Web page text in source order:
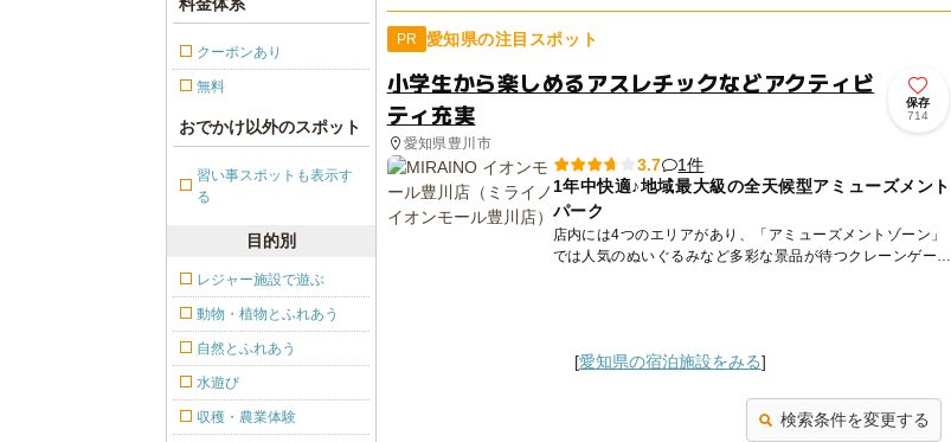
PR 愛知県の注目スポット
小学生から楽しめるアスレチックなどアクティビ
ティ充実
愛知県豊川市
保存
714
3.7
1件
1年中快適♪地域最大級の全天候型アミューズメント
パーク
店内には4つのエリアがあり、「アミューズメントゾーン」
では人気のぬいぐるみなど多彩な景品が待つクレーンゲーム
[愛知県の宿泊施設をみる]
検索条件を変更する
クーポンあり
無料
おでかけ以外のスポット
習い事スポットも表示す
る
目的別
レジャー施設で遊ぶ
動物・植物とふれあう
自然とふれあう
水遊び
収穫・農業体験